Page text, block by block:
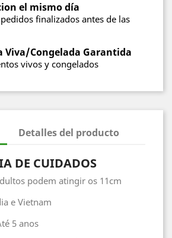
el mismo día
finalizados antes de las
Viva/Congelada Garantida
vivos y congelados
Detalles del producto
DE CUIDADOS
podem atingir os 11cm
e Vietnam
5 anos